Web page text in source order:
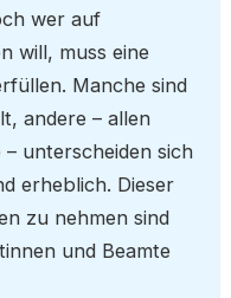
wer auf
will, muss eine
Manche sind
andere – allen
unterscheiden sich
erheblich. Dieser
zu nehmen sind
und Beamte